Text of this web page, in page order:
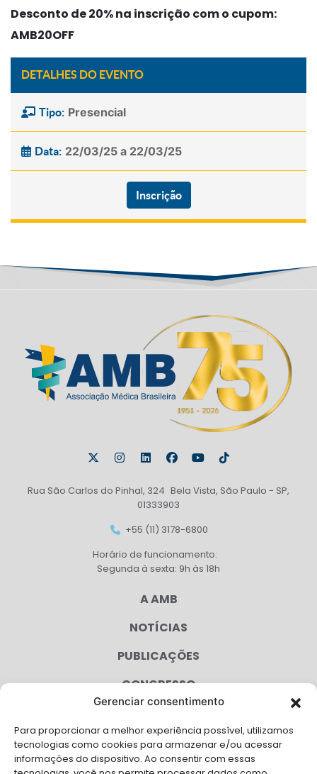
Gerenciar consentimento
Para proporcionar a melhor experiência possível, utilizamos
tecnologias como cookies para armazenar e/ou acessar
informações do dispositivo. Ao consentir com essas
Desconto de 20% na inscrição com o cupom:
AMB20OFF
DETALHES DO EVENTO
Tipo: Presencial
Data: 22/03/25 a 22/03/25
Inscrição
Rua São Carlos do Pinhal, 324 Bela Vista, São Paulo - SP,
01333903
+55 (11) 3178-6800
Horário de funcionamento:
Segunda à sexta: 9h às 18h
A AMB
NOTÍCIAS
PUBLICAÇÕES
CONGRESSO
CAMPANHAS